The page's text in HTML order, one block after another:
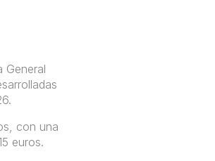
General
con una
euros.